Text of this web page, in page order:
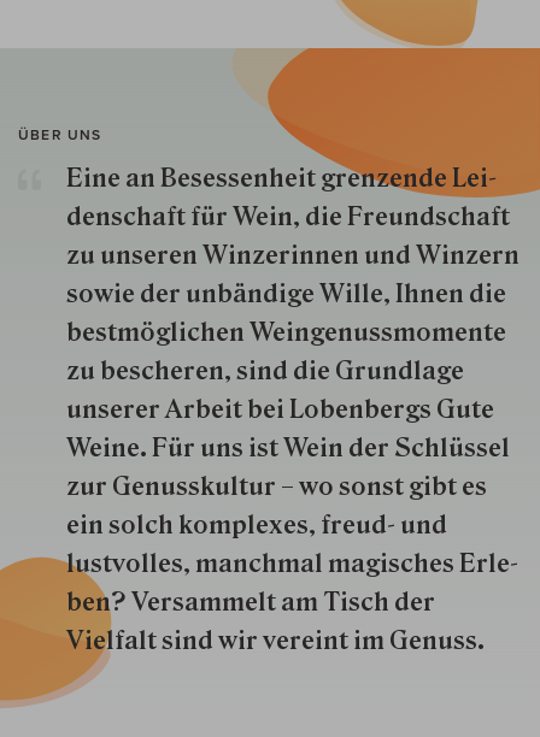
ÜBER UNS
Eine an Besessenheit gren­zende Lei­
den­schaft für Wein, die Freund­schaft
zu unseren Win­zer­innen und Win­zern
so­wie der un­bän­dige Wille, Ihnen die
best­mög­lich­en Wein­genuss­momente
zu besche­ren, sind die Grund­lage
unserer Arbeit bei Lobenbergs Gute
Weine. Für uns ist Wein der Schlüs­sel
zur Genuss­kultur – wo sonst gibt es
ein solch kom­plexes, freud- und
lustvolles, manchmal ma­gisch­es Er­le­
ben? Versammelt am Tisch der
Vielfalt sind wir ver­eint im Genuss.